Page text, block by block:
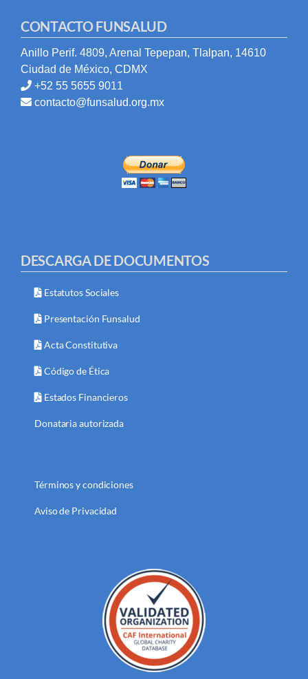
CONTACTO FUNSALUD
Anillo Perif. 4809, Arenal Tepepan, Tlalpan, 14610
Ciudad de México, CDMX
+52 55 5655 9011
contacto@funsalud.org.mx
DESCARGA DE DOCUMENTOS
Estatutos Sociales
Presentación Funsalud
Acta Constitutiva
Código de Ética
Estados Financieros
Donataria autorizada
Términos y condiciones
Aviso de Privacidad